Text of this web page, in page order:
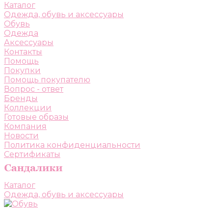
Каталог
Одежда, обувь и аксессуары
Обувь
Одежда
Аксессуары
Контакты
Помощь
Покупки
Помощь покупателю
Вопрос - ответ
Бренды
Коллекции
Готовые образы
Компания
Новости
Политика конфиденциальности
Сертификаты
Каталог
Одежда, обувь и аксессуары